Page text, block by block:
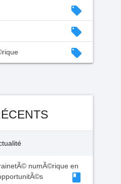
local_offer
local_offer
local_offer
numÃ©rique en
class